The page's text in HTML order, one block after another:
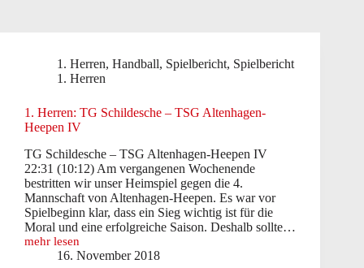
1. Herren, Handball, Spielbericht, Spielbericht
1. Herren
1. Herren: TG Schildesche – TSG Altenhagen-
Heepen IV
TG Schildesche – TSG Altenhagen-Heepen IV
22:31 (10:12) Am vergangenen Wochenende
bestritten wir unser Heimspiel gegen die 4.
Mannschaft von Altenhagen-Heepen. Es war vor
Spielbeginn klar, dass ein Sieg wichtig ist für die
Moral und eine erfolgreiche Saison. Deshalb sollte…
mehr lesen
1.
Herren:16. November 2018